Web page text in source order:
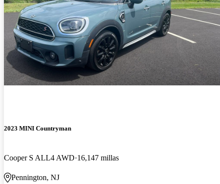
2023 MINI Countryman
Cooper S ALL4 AWD 16,147 millas
Pennington, NJ